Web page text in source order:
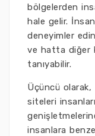
bölgelerden
hale gelir.
deneyimler
ve hatta diğer
tanıyabilir.
Üçüncü
siteleri
insanlara